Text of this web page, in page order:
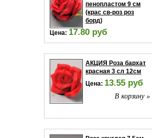
пенопластом 9 см
(крас св-роз роз
борд)
Цена: 17.80 руб
В корзину »
АКЦИЯ Роза бархат
красная 3 сл 12см
Цена: 13.55 руб
В корзину »